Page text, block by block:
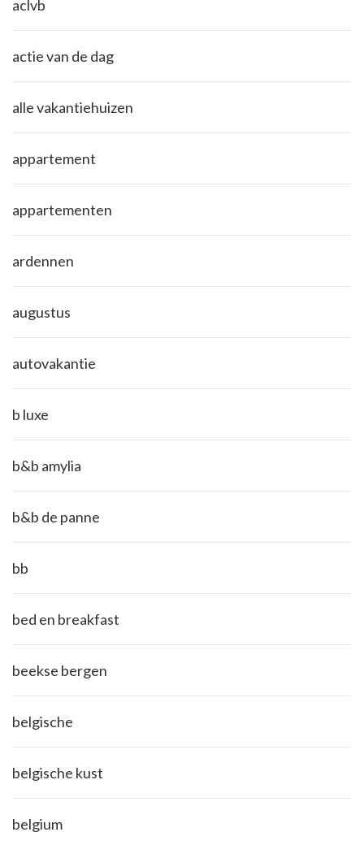
aclvb
actie van de dag
alle vakantiehuizen
appartement
appartementen
ardennen
augustus
autovakantie
b luxe
b&b amylia
b&b de panne
bb
bed en breakfast
beekse bergen
belgische
belgische kust
belgium